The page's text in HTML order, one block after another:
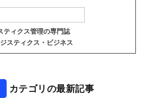
ティクス管理の専門誌
スティクス・ビジネス
カテゴリの最新記事